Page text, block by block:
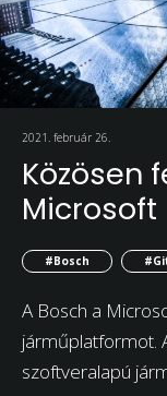
2021. február 26.
Közösen
Microsoft
#Bosch
A Bosch a
járműplatformot.
szoftveralapú